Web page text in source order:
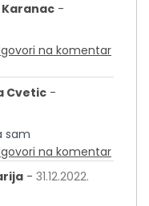
-
na komentar
Cvetic -
sam
na komentar
- 31.12.2022.